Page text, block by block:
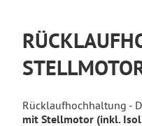
Rücklaufhochhaltung -
mit Stellmotor (inkl.